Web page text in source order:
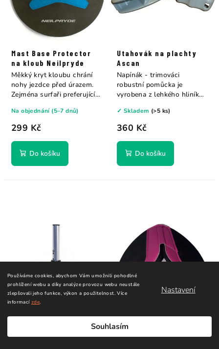
Používáme cookies, abychom Vám umožnili pohodlné
prohlížení webu a díky analýze provozu webu neustále
zlepšovali jeho funkce, výkon a použitelnost.Více
informacízde.
Nastavení
Souhlasím
Mast Base Protector
na kloub Neilpryde
299 Kč
Na objednání (5–7 dnů)
Do košíku
Měkký kryt kloubu chrání
nohy jezdce před úrazem.
Zejména surfaři preferující
Utahovák na plachty
Ascan
360 Kč
✓ Skladem (>5 ks)
Do košíku
Napínák - trimováci
robustní pomůcka je
vyrobena z lehkého hliníku
Nástavec Ascan RDM
Mast Base Protector